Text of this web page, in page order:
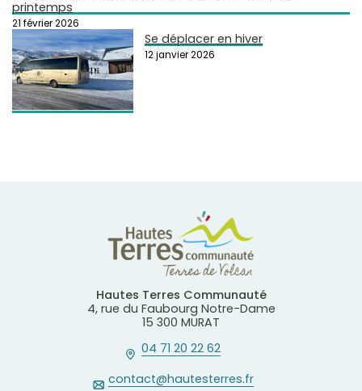
printemps
21 février 2026
Se déplacer en hiver
12 janvier 2026
Hautes Terres Communauté
4, rue du Faubourg Notre-Dame
15 300 MURAT
04 71 20 22 62
contact@hautesterres.fr